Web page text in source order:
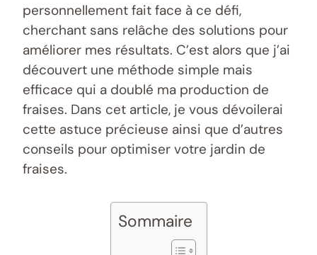
personnellement fait face à ce défi,
cherchant sans relâche des solutions pour
améliorer mes résultats. C’est alors que j’ai
découvert une méthode simple mais
efficace qui a doublé ma production de
fraises. Dans cet article, je vous dévoilerai
cette astuce précieuse ainsi que d’autres
conseils pour optimiser votre jardin de
fraises.
Sommaire